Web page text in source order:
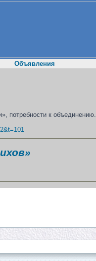
Объявления
потребности к объединению.